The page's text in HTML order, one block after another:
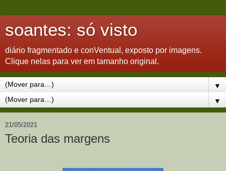
soantes: só visto
diário fragmentado e conVentual, exposto por imagens.
Clique nelas para ver em tamanho original.
▼
▼
21/05/2021
Teoria das margens